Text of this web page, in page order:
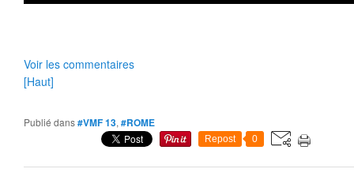
Voir les commentaires
[Haut]
Publié dans#VMF 13, #ROME
Repost 0